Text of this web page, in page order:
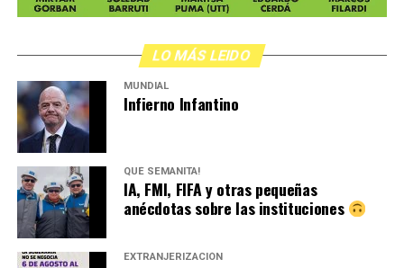
LO MÁS LEIDO
MUNDIAL
Infierno Infantino
QUÉ SEMANITA!
IA, FMI, FIFA y otras pequeñas
anécdotas sobre las instituciones
EXTRANJERIZACIÓN